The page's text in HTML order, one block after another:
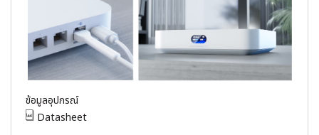
ข้อมูลอุปกรณ์
Datasheet